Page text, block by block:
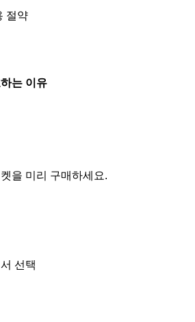
절약
는 이유
을 미리 구매하세요.
선택